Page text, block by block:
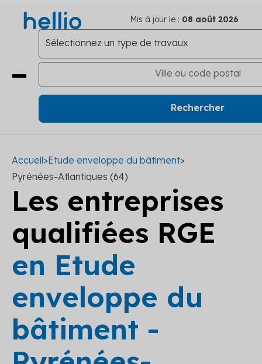
Mis à jour le : 08 août 2026
Accueil>Etude enveloppe du bâtiment>
Pyrénées-Atlantiques (64)
Les entreprises
qualifiées RGE
en Etude
enveloppe du
bâtiment -